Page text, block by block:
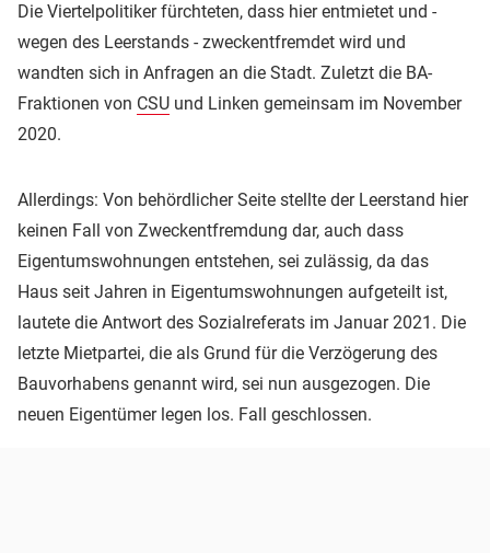
Die Viertelpolitiker fürchteten, dass hier entmietet und -
wegen des Leerstands - zweckentfremdet wird und
wandten sich in Anfragen an die Stadt. Zuletzt die BA-
Fraktionen von CSU und Linken gemeinsam im November
2020.
Allerdings: Von behördlicher Seite stellte der Leerstand hier
keinen Fall von Zweckentfremdung dar, auch dass
Eigentumswohnungen entstehen, sei zulässig, da das
Haus seit Jahren in Eigentumswohnungen aufgeteilt ist,
lautete die Antwort des Sozialreferats im Januar 2021. Die
letzte Mietpartei, die als Grund für die Verzögerung des
Bauvorhabens genannt wird, sei nun ausgezogen. Die
neuen Eigentümer legen los. Fall geschlossen.